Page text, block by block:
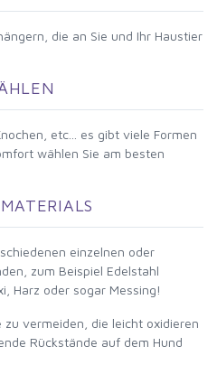
die an Sie und Ihr Haustier
etc... es gibt viele Formen
wählen Sie am besten
einzelnen oder
zum Beispiel Edelstahl
Harz oder sogar Messing!
vermeiden, die leicht oxidieren
Rückstände auf dem Hund